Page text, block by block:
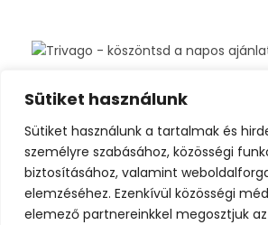
Sütiket használunk
Sütiket használunk a tartalmak és
személyre szabásához, közösségi
biztosításához, valamint
elemzéséhez. Ezenkívül közösségi
elemező partnereinkkel megosztjuk